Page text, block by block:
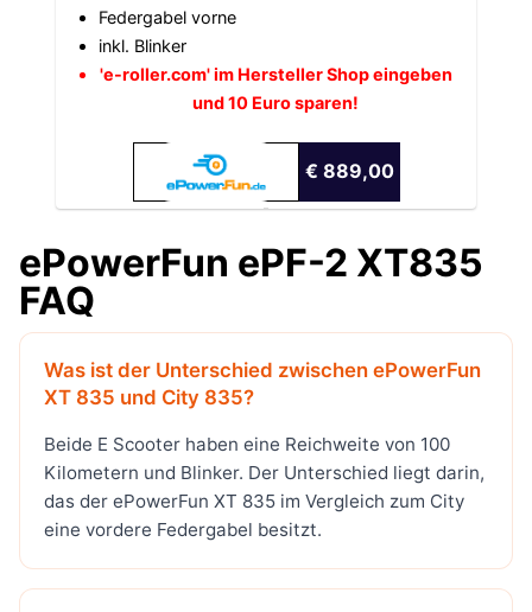
Federgabel vorne
inkl. Blinker
'e-roller.com' im Hersteller Shop eingeben
und 10 Euro sparen!
€ 889,00
ePowerFun ePF-2 XT835
FAQ
Was ist der Unterschied zwischen ePowerFun
XT 835 und City 835?
Beide E Scooter haben eine Reichweite von 100
Kilometern und Blinker. Der Unterschied liegt darin,
das der ePowerFun XT 835 im Vergleich zum City
eine vordere Federgabel besitzt.